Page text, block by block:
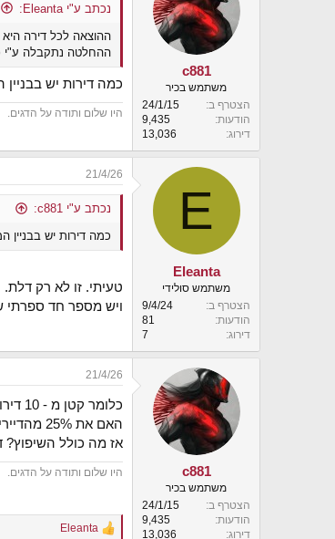
n
:
c881
משתמש בכיר
הצטרף ב
24/1/15
הודעות
9,435
דירוג
13,036
נכתב ע"י Eleanta:
ההוצאה לכל דירה היא קרוב ל-20 אלף ש"ח. זו הוצאה שיהיה
ההחלטה נתקבלה ע"י
כמה דירות יש בבניין המדובר
היו שלום ותודה על הדגים.
E
Eleanta
משתמש סולידי
הצטרף ב
9/4/24
הודעות
81
דירוג
7
21/4/26
נכתב ע"י c881:
כמה דירות יש בבניין המדובר
טעיתי. זו לא רק דלת.
ויש מספר חד ספרתי
c881
משתמש בכיר
הצטרף ב
24/1/15
הודעות
9,435
דירוג
13,036
21/4/26
כלומר קטן מ - 10 דירות.
האם את 25% מהדיירים? 15% מהדיירים?
אז מה כולל השיפוץ?
היו שלום ותודה על הדגים.
R
Eleanta